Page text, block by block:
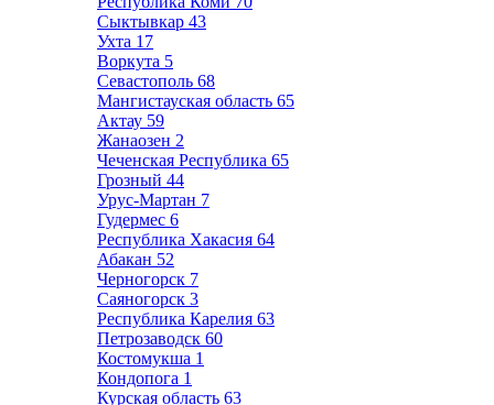
Сыктывкар 43
Ухта 17
Воркута 5
Севастополь 68
Мангистауская область 65
Актау 59
Жанаозен 2
Чеченская Республика 65
Грозный 44
Урус-Мартан 7
Гудермес 6
Республика Хакасия 64
Абакан 52
Черногорск 7
Саяногорск 3
Республика Карелия 63
Петрозаводск 60
Костомукша 1
Кондопога 1
Курская область 63